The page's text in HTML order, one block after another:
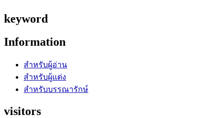
keyword
Information
สำหรับผู้อ่าน
สำหรับผู้แต่ง
สำหรับบรรณารักษ์
visitors